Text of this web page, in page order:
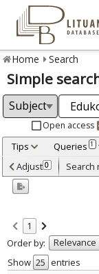
Home Search
Simple
Open access
Tips Queries 1
Adjusted by criteria
Year
Refine
Open access
Scientific
Dissemination
985
Adjust 0 Search
1
Order by:
Relevance
Show
entries